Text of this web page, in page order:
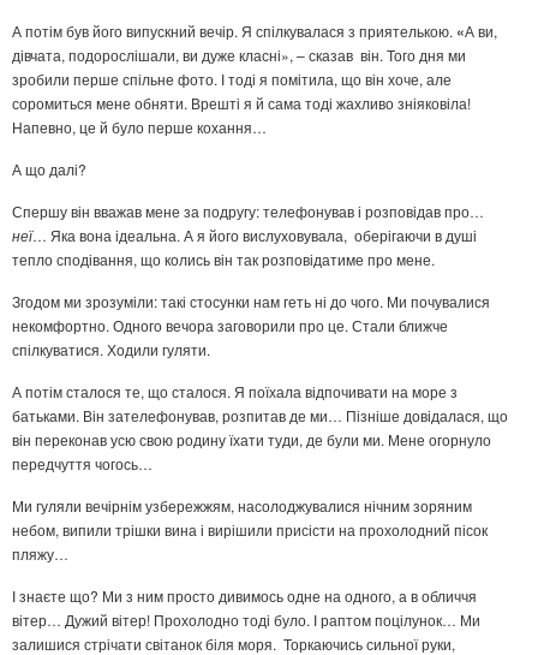
А потім був його випускний вечір. Я спілкувалася з приятелькою. «А ви,
дівчата, подорослішали, ви дуже класні», – сказав він. Того дня ми
зробили перше спільне фото. І тоді я помітила, що він хоче, але
соромиться мене обняти. Врешті я й сама тоді жахливо зніяковіла!
Напевно, це й було перше кохання…
А що далі?
Спершу він вважав мене за подругу: телефонував і розповідав про…
неї… Яка вона ідеальна. А я його вислуховувала, оберігаючи в душі
тепло сподівання, що колись він так розповідатиме про мене.
Згодом ми зрозуміли: такі стосунки нам геть ні до чого. Ми почувалися
некомфортно. Одного вечора заговорили про це. Стали ближче
спілкуватися. Ходили гуляти.
А потім сталося те, що сталося. Я поїхала відпочивати на море з
батьками. Він зателефонував, розпитав де ми… Пізніше довідалася, що
він переконав усю свою родину їхати туди, де були ми. Мене огорнуло
передчуття чогось…
Ми гуляли вечірнім узбережжям, насолоджувалися нічним зоряним
небом, випили трішки вина і вирішили присісти на прохолодний пісок
пляжу…
І знаєте що? Ми з ним просто дивимось одне на одного, а в обличчя
вітер… Дужий вітер! Прохолодно тоді було. І раптом поцілунок… Ми
залишися стрічати світанок біля моря. Торкаючись сильної руки,